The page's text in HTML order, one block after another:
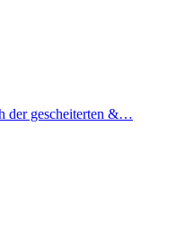
der gescheiterten &…